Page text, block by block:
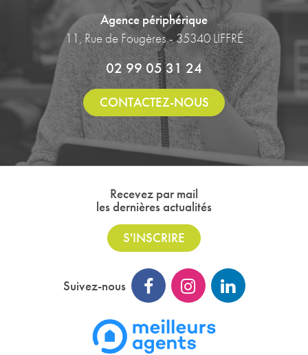
Agence périphérique
11, Rue de Fougères - 35340 LIFFRÉ
02 99 05 31 24
CONTACTEZ-NOUS
Recevez par mail
les dernières actualités
S'INSCRIRE
Suivez-nous